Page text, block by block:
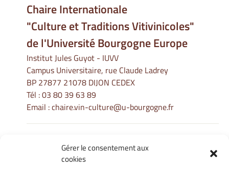
Gérer le consentement aux
cookies
Chaire Internationale
"Culture et Traditions Vitivinicoles"
de l'Université Bourgogne Europe
Institut Jules Guyot - IUVV
Campus Universitaire, rue Claude Ladrey
BP 27877 21078 DIJON CEDEX
Tél :03 80 39 63 89
Email :chaire.vin-culture@u-bourgogne.fr
Informations Légales